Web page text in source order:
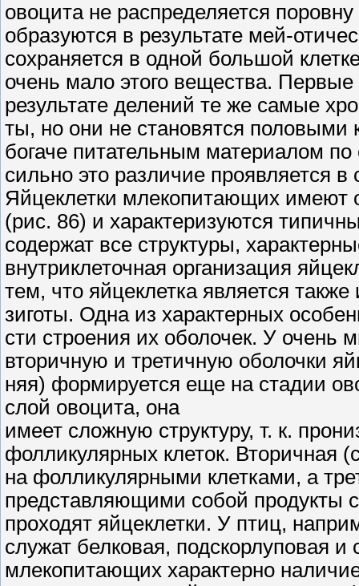
овоцита не распределяется
образуются в результате мей-
сохраняется в одной большой
очень мало этого вещества.
результате делений те же самые
ты, но они не становятся половыми
богаче питательным материалом
сильно это различие проявляется
Яйцеклетки млекопитающих имеют
(рис. 86) и характеризуются
содержат все структуры,
внутриклеточная организация
тем, что яйцеклетка является
зиготы. Одна из характерных
сти строения их оболочек. У очень
вторичную и третичную оболочки
няя) формируется еще на стадии
слой овоцита, она
имеет сложную структуру, т. к.
фолликулярных клеток. Вторичная
на фолликулярными клетками, а
представляющими собой продукты
проходят яйцеклетки. У птиц,
служат белковая, подскорлуповая
млекопитающих характерно